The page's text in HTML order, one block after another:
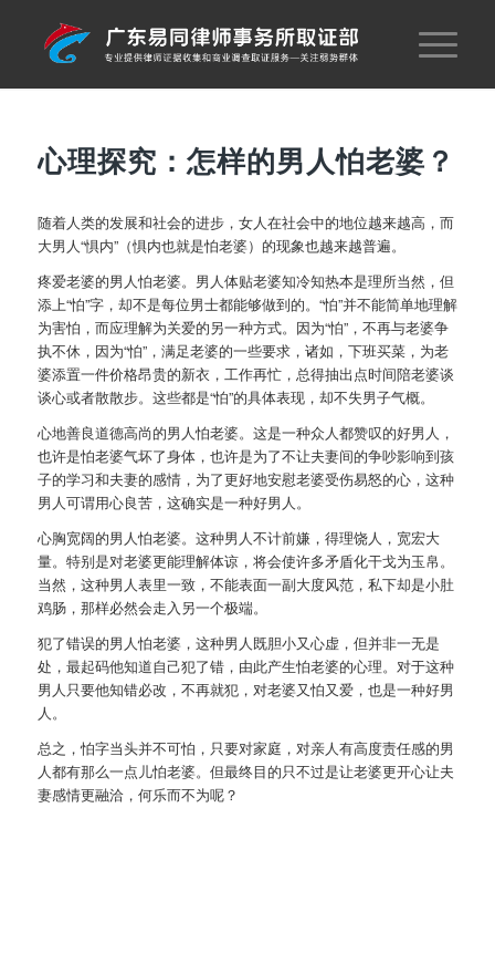
心理探究：怎样的男人怕老婆？
随着人类的发展和社会的进步，女人在社会中的地位越来越高，而
大男人“惧内”（惧内也就是怕老婆）的现象也越来越普遍。
疼爱老婆的男人怕老婆。男人体贴老婆知冷知热本是理所当然，但
添上“怕”字，却不是每位男士都能够做到的。“怕”并不能简单地理解
为害怕，而应理解为关爱的另一种方式。因为“怕”，不再与老婆争
执不休，因为“怕”，满足老婆的一些要求，诸如，下班买菜，为老
婆添置一件价格昂贵的新衣，工作再忙，总得抽出点时间陪老婆谈
谈心或者散散步。这些都是“怕”的具体表现，却不失男子气概。
心地善良道德高尚的男人怕老婆。这是一种众人都赞叹的好男人，
也许是怕老婆气坏了身体，也许是为了不让夫妻间的争吵影响到孩
子的学习和夫妻的感情，为了更好地安慰老婆受伤易怒的心，这种
男人可谓用心良苦，这确实是一种好男人。
心胸宽阔的男人怕老婆。这种男人不计前嫌，得理饶人，宽宏大
量。特别是对老婆更能理解体谅，将会使许多矛盾化干戈为玉帛。
当然，这种男人表里一致，不能表面一副大度风范，私下却是小肚
鸡肠，那样必然会走入另一个极端。
犯了错误的男人怕老婆，这种男人既胆小又心虚，但并非一无是
处，最起码他知道自己犯了错，由此产生怕老婆的心理。对于这种
男人只要他知错必改，不再就犯，对老婆又怕又爱，也是一种好男
人。
总之，怕字当头并不可怕，只要对家庭，对亲人有高度责任感的男
人都有那么一点儿怕老婆。但最终目的只不过是让老婆更开心让夫
妻感情更融洽，何乐而不为呢？